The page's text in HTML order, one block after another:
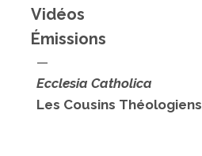
Vidéos
Émissions
—
Ecclesia Catholica
Les Cousins Théologiens